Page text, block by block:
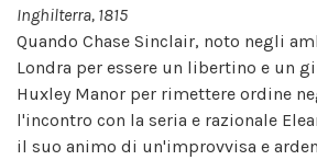
Inghilterra, 1815
Quando Chase Sinclair, noto negli
Londra per essere un libertino e un
Huxley Manor per rimettere ordine
l'incontro con la seria e razionale
il suo animo di un'improvvisa e